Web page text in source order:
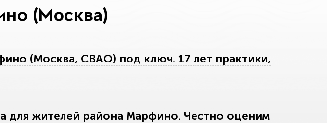
(Москва)
(Москва, СВАО) под ключ. 17 лет практики,
для жителей района Марфино. Честно оценим